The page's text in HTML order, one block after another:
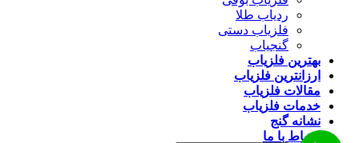
ردیاب طلا
فلزیاب دستی
گنجیاب
بهترین فلزیاب
ارزانترین فلزیاب
مقالات فلزیاب
خدمات فلزیاب
نشانه گنج
ارتباط با ما